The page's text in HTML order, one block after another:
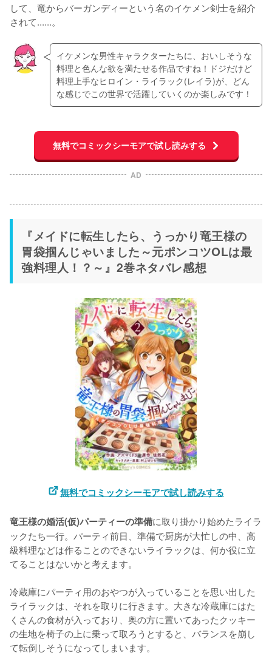
して、竜からバーガンディーという名のイケメン剣士を紹介
されて......。
イケメンな男性キャラクターたちに、おいしそうな
料理と色んな欲を満たせる作品ですね！ドジだけど
料理上手なヒロイン・ライラック(レイラ)が、どん
な感じでこの世界で活躍していくのか楽しみです！
無料でコミックシーモアで試し読みする
AD
『メイドに転生したら、うっかり竜王様の
胃袋掴んじゃいました～元ポンコツOLは最
強料理人！？～』2巻ネタバレ感想
無料でコミックシーモアで試し読みする
竜王様の婚活(仮)パーティーの準備に取り掛かり始めたライラ
ックたち一行。パーティ前日、準備で厨房が大忙しの中、高
級料理などは作ることのできないライラックは、何か役に立
てることはないかと考えます。
冷蔵庫にパーティ用のおやつが入っていることを思い出した
ライラックは、それを取りに行きます。大きな冷蔵庫にはた
くさんの食材が入っており、奥の方に置いてあったクッキー
の生地を椅子の上に乗って取ろうとすると、バランスを崩し
て転倒しそうになってしまいます。